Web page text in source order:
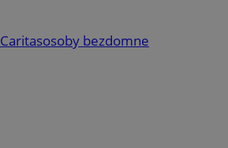
Caritasosoby bezdomne